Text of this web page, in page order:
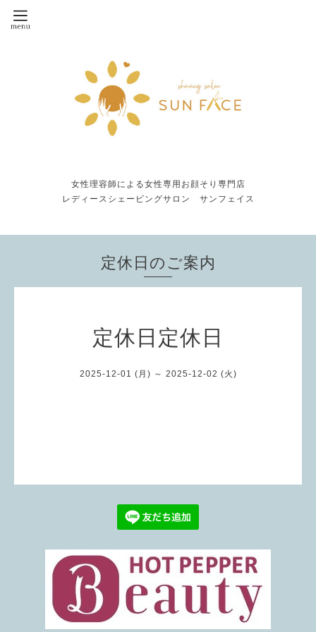
女性理容師による女性専用お顔そり専門店
レディースシェービングサロン サンフェイス
定休日のご案内
定休日定休日
2025-12-01 (月) ～ 2025-12-02 (火)